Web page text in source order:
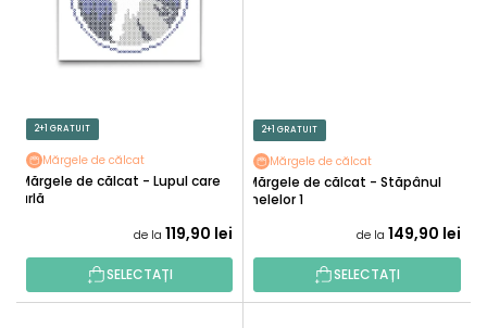
2+1 GRATUIT
Mărgele de călcat
Mărgele de călcat - Lupul care
urlă
de la 119,90 lei
SELECTAȚI
2+1 GRATUIT
Mărgele de călcat
Mărgele de călcat - Stăpânul
inelelor 1
de la 149,90 lei
SELECTAȚI